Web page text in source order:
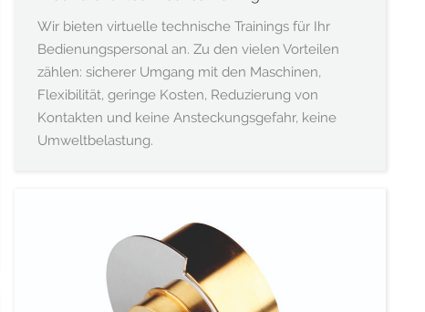
Wir bieten virtuelle technische Trainings für Ihr
Bedienungspersonal an. Zu den vielen Vorteilen
zählen: sicherer Umgang mit den Maschinen,
Flexibilität, geringe Kosten, Reduzierung von
Kontakten und keine Ansteckungsgefahr, keine
Umweltbelastung.